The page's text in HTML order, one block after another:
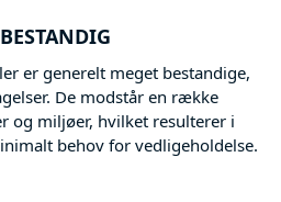
er generelt meget bestandige,
De modstår en række
og miljøer, hvilket resulterer i
behov for vedligeholdelse.